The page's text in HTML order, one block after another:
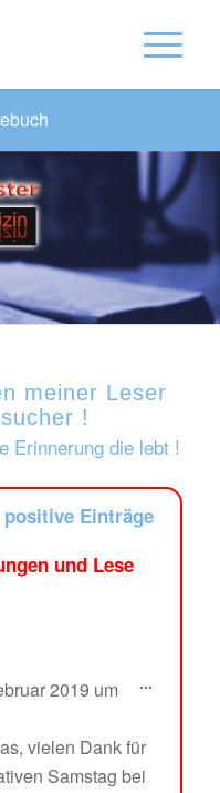
meiner Leser
!
Erinnerung die lebt !
Einträge
und Lese
2019 um
vielen Dank für
Samstag bei
...